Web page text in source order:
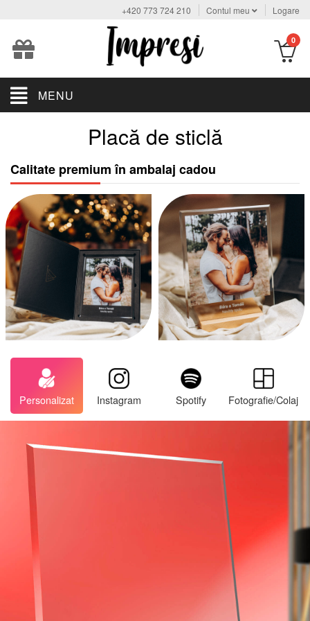
+420 773 724 210 Contul meu Logare
0
MENU
Placă de sticlă
Calitate premium în ambalaj cadou
Personalizat Instagram Spotify Fotografie/Colaj